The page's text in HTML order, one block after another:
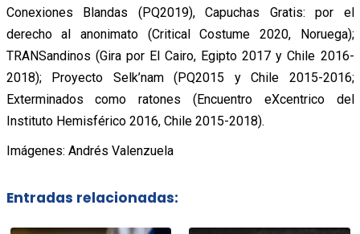
Conexiones Blandas (PQ2019), Capuchas Gratis: por el
derecho al anonimato (Critical Costume 2020, Noruega);
TRANSandinos (Gira por El Cairo, Egipto 2017 y Chile 2016-
2018); Proyecto Selk’nam (PQ2015 y Chile 2015-2016;
Exterminados como ratones (Encuentro eXcentrico del
Instituto Hemisférico 2016, Chile 2015-2018).
Imágenes: Andrés Valenzuela
Entradas relacionadas: